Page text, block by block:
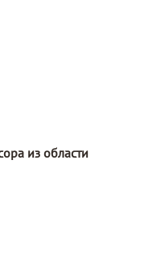
из области